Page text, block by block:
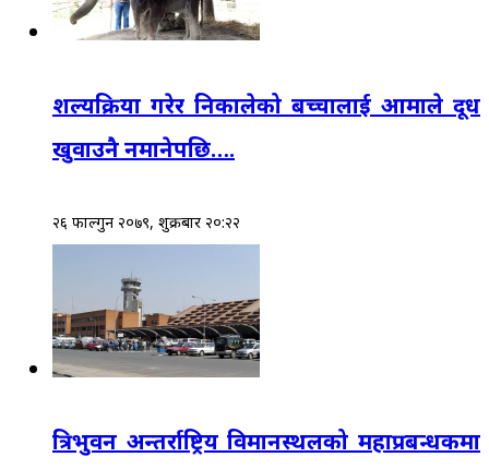
शल्यक्रिया गरेर निकालेको बच्चालाई आमाले दूध
खुवाउनै नमानेपछि….
२६ फाल्गुन २०७९, शुक्रबार २०:२२
त्रिभुवन अन्तर्राष्ट्रिय विमानस्थलको महाप्रबन्धकमा